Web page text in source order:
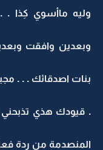
وليه ماأسوي كِذا . .
وبعدين وافقت
بنات اصدقائك . . .
. قيودك هذي تذبحني
المنصدمة من ردة فعل